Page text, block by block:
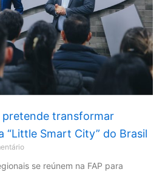
pretende transformar
“Little Smart City” do Brasil
se reúnem na FAP para